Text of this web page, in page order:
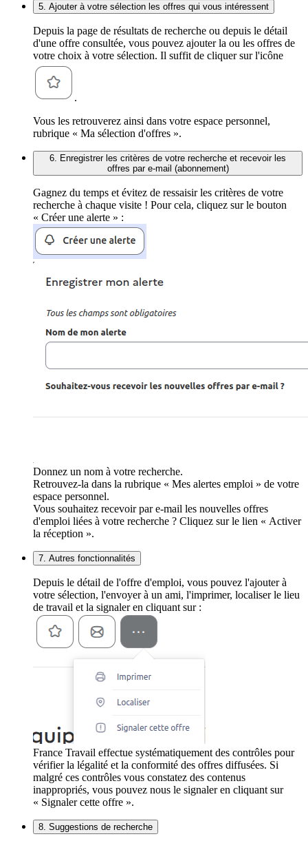
5. Ajouter à votre sélection les offres qui vous intéressent
Depuis la page de résultats de recherche ou depuis le détail
d'une offre consultée, vous pouvez ajouter la ou les offres de
votre choix à votre sélection. Il suffit de cliquer sur l'icône
.
Vous les retrouverez ainsi dans votre espace personnel,
rubrique « Ma sélection d'offres ».
6. Enregistrer les critères de votre recherche et recevoir les
offres par e-mail (abonnement)
Gagnez du temps et évitez de ressaisir les critères de votre
recherche à chaque visite ! Pour cela, cliquez sur le bouton
« Créer une alerte » :
Donnez un nom à votre recherche.
Retrouvez-la dans la rubrique « Mes alertes emploi » de votre
espace personnel.
Vous souhaitez recevoir par e-mail les nouvelles offres
d'emploi liées à votre recherche ? Cliquez sur le lien « Activer
la réception ».
7. Autres fonctionnalités
Depuis le détail de l'offre d'emploi, vous pouvez l'ajouter à
votre sélection, l'envoyer à un ami, l'imprimer, localiser le lieu
de travail et la signaler en cliquant sur :
France Travail effectue systématiquement des contrôles pour
vérifier la légalité et la conformité des offres diffusées. Si
malgré ces contrôles vous constatez des contenus
inappropriés, vous pouvez nous le signaler en cliquant sur
« Signaler cette offre ».
8. Suggestions de recherche